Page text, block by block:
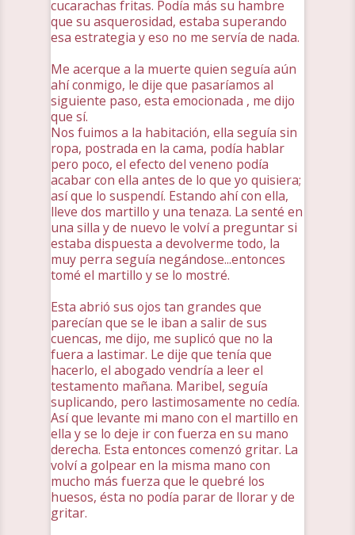
cucarachas fritas. Podía más su hambre
que su asquerosidad, estaba superando
esa estrategia y eso no me servía de nada.
Me acerque a la muerte quien seguía aún
ahí conmigo, le dije que pasaríamos al
siguiente paso, esta emocionada , me dijo
que sí.
Nos fuimos a la habitación, ella seguía sin
ropa, postrada en la cama, podía hablar
pero poco, el efecto del veneno podía
acabar con ella antes de lo que yo quisiera;
así que lo suspendí. Estando ahí con ella,
lleve dos martillo y una tenaza. La senté en
una silla y de nuevo le volví a preguntar si
estaba dispuesta a devolverme todo, la
muy perra seguía negándose...entonces
tomé el martillo y se lo mostré.
Esta abrió sus ojos tan grandes que
parecían que se le iban a salir de sus
cuencas, me dijo, me suplicó que no la
fuera a lastimar. Le dije que tenía que
hacerlo, el abogado vendría a leer el
testamento mañana. Maribel, seguía
suplicando, pero lastimosamente no cedía.
Así que levante mi mano con el martillo en
ella y se lo deje ir con fuerza en su mano
derecha. Esta entonces comenzó gritar. La
volví a golpear en la misma mano con
mucho más fuerza que le quebré los
huesos, ésta no podía parar de llorar y de
gritar.